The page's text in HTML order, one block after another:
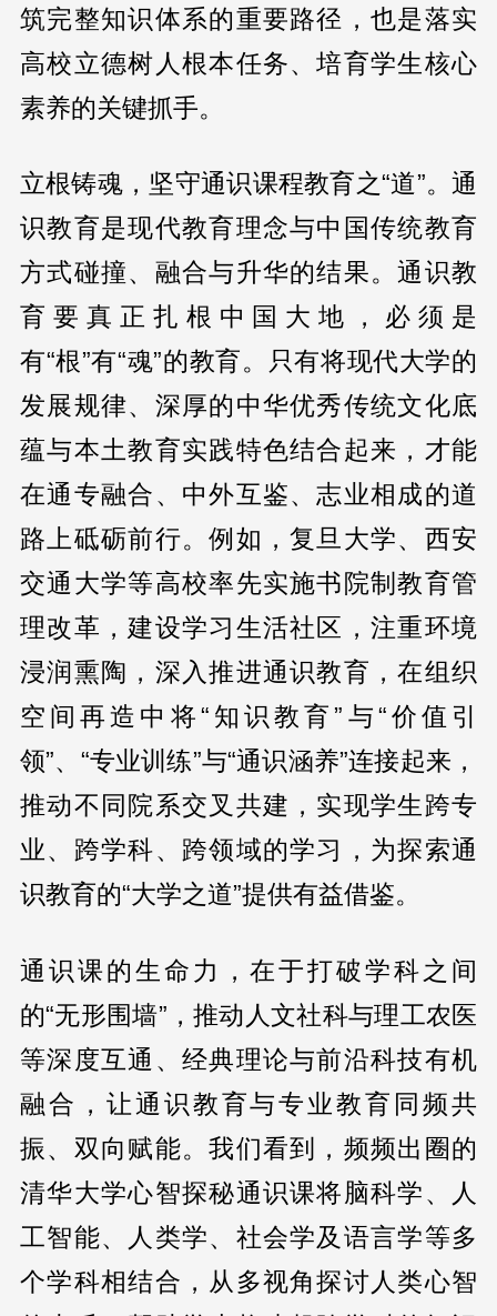
筑完整知识体系的重要路径，也是落实
高校立德树人根本任务、培育学生核心
素养的关键抓手。
立根铸魂，坚守通识课程教育之“道”。通
识教育是现代教育理念与中国传统教育
方式碰撞、融合与升华的结果。通识教
育要真正扎根中国大地，必须是
有“根”有“魂”的教育。只有将现代大学的
发展规律、深厚的中华优秀传统文化底
蕴与本土教育实践特色结合起来，才能
在通专融合、中外互鉴、志业相成的道
路上砥砺前行。例如，复旦大学、西安
交通大学等高校率先实施书院制教育管
理改革，建设学习生活社区，注重环境
浸润熏陶，深入推进通识教育，在组织
空间再造中将“知识教育”与“价值引
领”、“专业训练”与“通识涵养”连接起来，
推动不同院系交叉共建，实现学生跨专
业、跨学科、跨领域的学习，为探索通
识教育的“大学之道”提供有益借鉴。
通识课的生命力，在于打破学科之间
的“无形围墙”，推动人文社科与理工农医
等深度互通、经典理论与前沿科技有机
融合，让通识教育与专业教育同频共
振、双向赋能。我们看到，频频出圈的
清华大学心智探秘通识课将脑科学、人
工智能、人类学、社会学及语言学等多
个学科相结合，从多视角探讨人类心智